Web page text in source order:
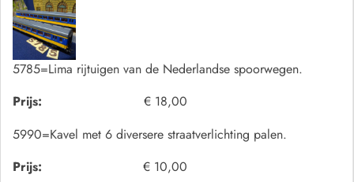
5785=Lima rijtuigen van de Nederlandse spoorwegen.
Prijs:
€ 18,00
5990=Kavel met 6 diversere straatverlichting palen.
Prijs:
€ 10,00